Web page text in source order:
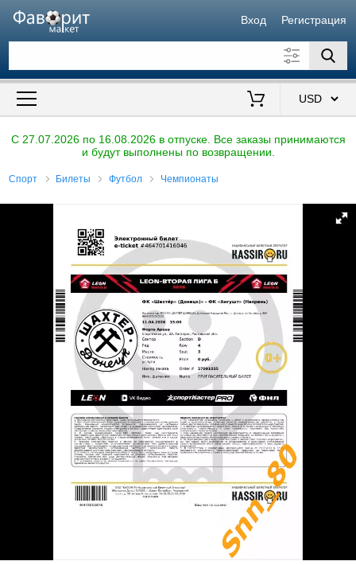
Вход Регистрация
Искать также в описании
C 27.07.2026 по 16.08.2026 в отпуске. Все заказы принимаются
и будут выполнены по возвращении.
Спорт Билеты Футбол Чемпионаты